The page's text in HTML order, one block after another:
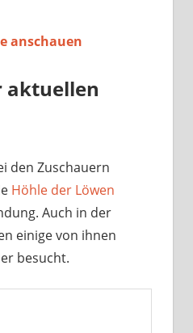
anschauen
aktuellen
den Zuschauern
Höhle der Löwen
Auch in der
einige von ihnen
besucht.